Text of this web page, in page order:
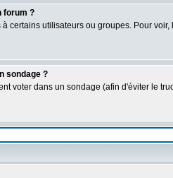
forum ?
certains utilisateurs ou groupes. Pour
sondage ?
voter dans un sondage (afin d'éviter le